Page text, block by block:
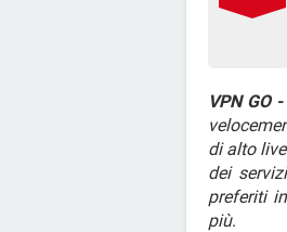
VPN GO
di alto
dei
preferiti
più.